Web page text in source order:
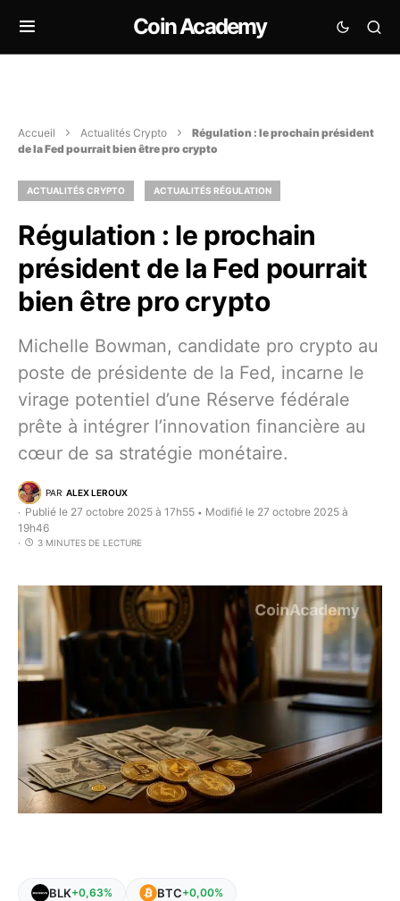
Coin Academy
Accueil Actualités Crypto
Régulation : le prochain président
de la Fed pourrait bien être pro crypto
ACTUALITÉS CRYPTO ACTUALITÉS RÉGULATION
Régulation : le prochain
président de la Fed pourrait
bien être pro crypto
Michelle Bowman, candidate pro crypto au
poste de présidente de la Fed, incarne le
virage potentiel d’une Réserve fédérale
prête à intégrer l’innovation financière au
cœur de sa stratégie monétaire.
PAR ALEX LEROUX
Publié le 27 octobre 2025 à 17h55 • Modifié le 27 octobre 2025 à
19h46
3 MINUTES DE LECTURE
BLK+0,63% BTC+0,00%